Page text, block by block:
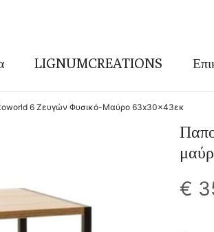
LIGNUMCREATIONS
6 Ζευγών Φυσικό-Μαύρο 63x30x43εκ
€